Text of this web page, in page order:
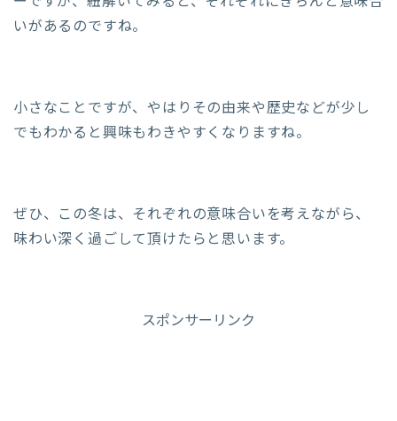
いがあるのですね。
小さなことですが、やはりその由来や歴史などが少し
でもわかると興味もわきやすくなりますね。
ぜひ、この冬は、それぞれの意味合いを考えながら、
味わい深く過ごして頂けたらと思います。
スポンサーリンク